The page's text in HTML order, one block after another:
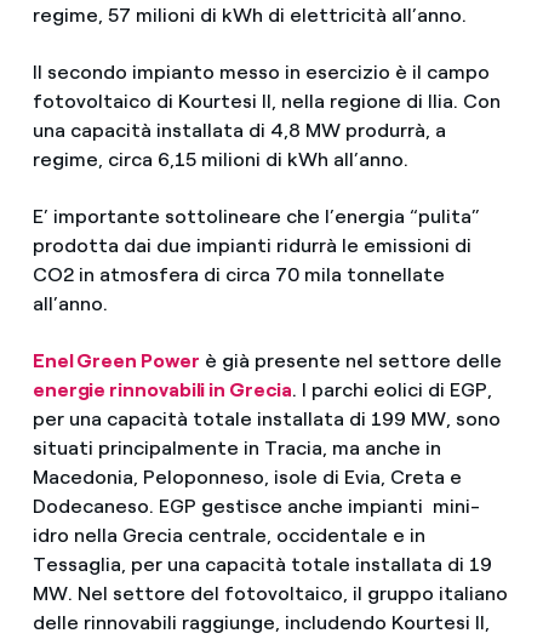
regime, 57 milioni di kWh di elettricità all’anno.
Il secondo impianto messo in esercizio è il campo
fotovoltaico di Kourtesi II, nella regione di Ilia. Con
una capacità installata di 4,8 MW produrrà, a
regime, circa 6,15 milioni di kWh all’anno.
E’ importante sottolineare che l’energia “pulita”
prodotta dai due impianti ridurrà le emissioni di
CO2 in atmosfera di circa 70 mila tonnellate
all’anno.
Enel Green Power è già presente nel settore delle
energie rinnovabili in Grecia. I parchi eolici di EGP,
per una capacità totale installata di 199 MW, sono
situati principalmente in Tracia, ma anche in
Macedonia, Peloponneso, isole di Evia, Creta e
Dodecaneso. EGP gestisce anche impianti mini-
idro nella Grecia centrale, occidentale e in
Tessaglia, per una capacità totale installata di 19
MW. Nel settore del fotovoltaico, il gruppo italiano
delle rinnovabili raggiunge, includendo Kourtesi II,